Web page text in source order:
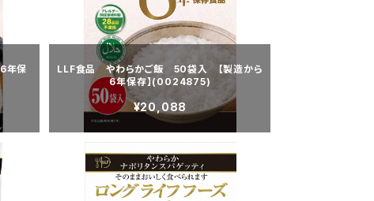
年保
LLF食品 やわらかご飯 50袋入 【製造から
6年保存】(0024875)
¥20,088